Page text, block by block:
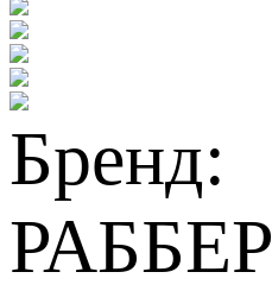
Бренд:
РАББЕР